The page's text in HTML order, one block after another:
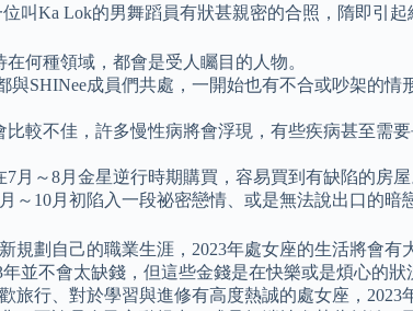
叫Ka Lok的男舞蹈員有狀甚親密的合照，隋即引起
何種領域，都會是受人矚目的人物。
SHINee成員們共處，一開始也有不合或吵架的
較不佳，許多慢性病將會浮現，有些疾病甚至需
～8月金星逆行時期購買，容易買到有缺陷的房屋
10月初陷入一段祕密戀情、或是無法說出口的暗
劃自己的職業生涯，2023年處女座的生活將會
並不會太缺錢，但這些金錢是在快樂或是煩心的
行、對於學習與進修有高度熱誠的處女座，